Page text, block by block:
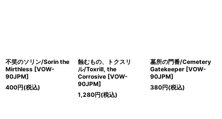
不笑のソリン/Sorin the
Mirthless [VOW-
90JPM]
400円(税込)
蝕むもの、トクスリ
ル/Toxrill, the
Corrosive [VOW-
90JPM]
1,280円(税込)
墓所の門番/Cemetery
Gatekeeper [VOW-
90JPM]
380円(税込)